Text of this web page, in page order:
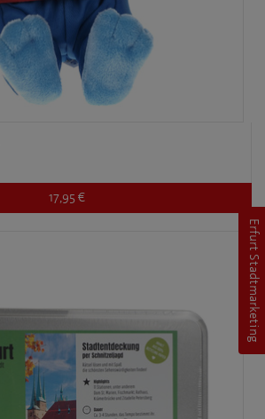
17,95 €
Erfurt Stadtmarketing